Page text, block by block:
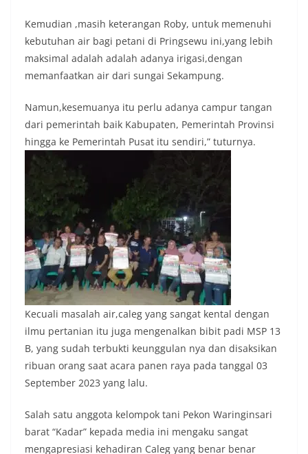
Kemudian ,masih keterangan Roby, untuk memenuhi
kebutuhan air bagi petani di Pringsewu ini,yang lebih
maksimal adalah adalah adanya irigasi,dengan
memanfaatkan air dari sungai Sekampung.
Namun,kesemuanya itu perlu adanya campur tangan
dari pemerintah baik Kabupaten, Pemerintah Provinsi
hingga ke Pemerintah Pusat itu sendiri,” tuturnya.
Kecuali masalah air,caleg yang sangat kental dengan
ilmu pertanian itu juga mengenalkan bibit padi MSP 13
B, yang sudah terbukti keunggulan nya dan disaksikan
ribuan orang saat acara panen raya pada tanggal 03
September 2023 yang lalu.
Salah satu anggota kelompok tani Pekon Waringinsari
barat “Kadar” kepada media ini mengaku sangat
mengapresiasi kehadiran Caleg yang benar benar